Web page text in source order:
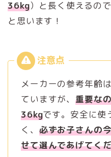
36kg）と長く使えるの
と思います！
メーカーの参考年齢
ていますが、重要な
36kgです。安全に使
く、 必ずお子さんの
せて選んであげてく